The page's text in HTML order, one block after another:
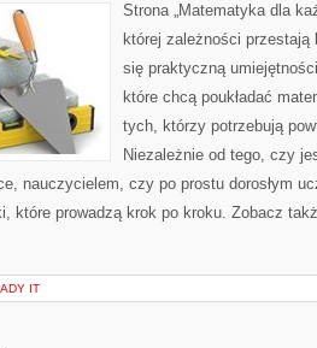
Strona „Matematyka dla
której zależności
się praktyczną
które chcą poukładać
tych, którzy potrzebują
Niezależnie od tego, czy
nauczycielem, czy po prostu dorosłym
które prowadzą krok po kroku. Zobacz
IT